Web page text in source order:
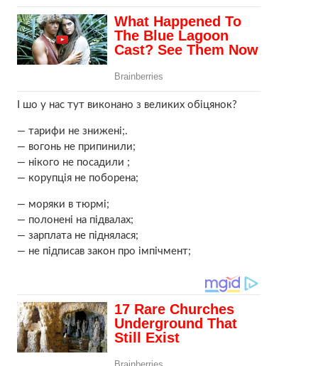
І шо у нас тут виконано з великих обіцянок?
— тарифи не знижені;.
— вогонь не припинили;
— нікого не посадили ;
— корупція не поборена;
— моряки в тюрмі;
— полонені на підвалах;
— зарплата не піднялася;
— не підписав закон про імпічмент;